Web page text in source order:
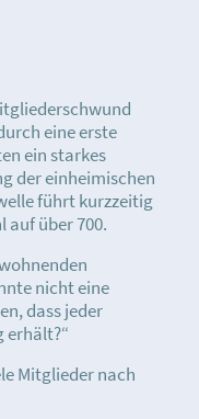
eine erste
ein starkes
der einheimischen
führt kurzzeitig
auf über 700.
nicht eine
dass jeder
erhält?“
Mitglieder nach